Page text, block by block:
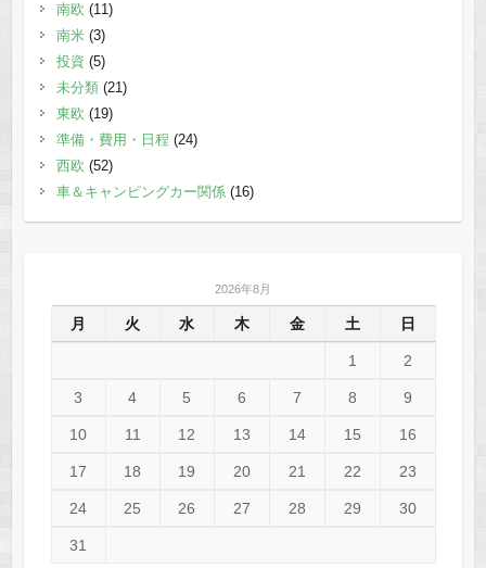
南欧 (11)
南米(3)
投資 (5)
未分類(21)
東欧 (19)
準備・費用・日程 (24)
西欧 (52)
車＆キャンピングカー関係(16)
2026年8月
月 火 水 木 金 土 日
1 2
3 4 5 6 7 8 9
10 11 12 13 14 15 16
17 18 19 20 21 22 23
24 25 26 27 28 29 30
31